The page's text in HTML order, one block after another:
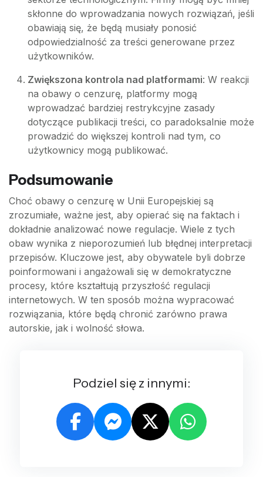
skłonne do wprowadzania nowych rozwiązań, jeśli
obawiają się, że będą musiały ponosić
odpowiedzialność za treści generowane przez
użytkowników.
Zwiększona kontrola nad platformami: W reakcji
na obawy o cenzurę, platformy mogą
wprowadzać bardziej restrykcyjne zasady
dotyczące publikacji treści, co paradoksalnie może
prowadzić do większej kontroli nad tym, co
użytkownicy mogą publikować.
Podsumowanie
Choć obawy o cenzurę w Unii Europejskiej są
zrozumiałe, ważne jest, aby opierać się na faktach i
dokładnie analizować nowe regulacje. Wiele z tych
obaw wynika z nieporozumień lub błędnej interpretacji
przepisów. Kluczowe jest, aby obywatele byli dobrze
poinformowani i angażowali się w demokratyczne
procesy, które kształtują przyszłość regulacji
internetowych. W ten sposób można wypracować
rozwiązania, które będą chronić zarówno prawa
autorskie, jak i wolność słowa.
Podziel się z innymi: